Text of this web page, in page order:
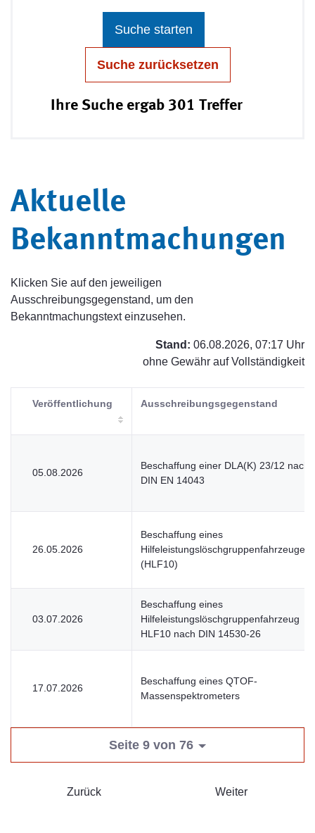
Suche starten
Suche zurücksetzen
Ihre Suche ergab 301 Treffer
Aktuelle
Bekanntmachungen
Klicken Sie auf den jeweiligen
Ausschreibungsgegenstand, um den
Bekanntmachungstext einzusehen.
Stand: 06.08.2026, 07:17 Uhr
ohne Gewähr auf Vollständigkeit
Veröffentlichung Ausschreibungsgegenstand
05.08.2026
Beschaffung einer DLA(K) 23/12 nach
DIN EN 14043
26.05.2026
Beschaffung eines
Hilfeleistungslöschgruppenfahrzeuges
(HLF10)
03.07.2026
Beschaffung eines
Hilfeleistungslöschgruppenfahrzeug
HLF10 nach DIN 14530-26
17.07.2026
Beschaffung eines QTOF-
Massenspektrometers
Seite 9 von 76
Zurück Weiter